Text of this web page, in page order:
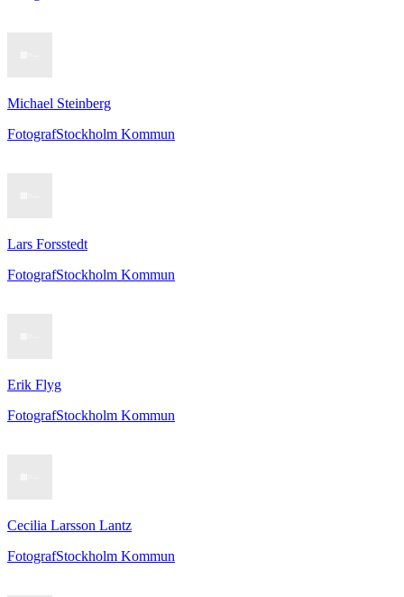
Michael Steinberg
FotografStockholm Kommun
Lars Forsstedt
FotografStockholm Kommun
Erik Flyg
FotografStockholm Kommun
Cecilia Larsson Lantz
FotografStockholm Kommun